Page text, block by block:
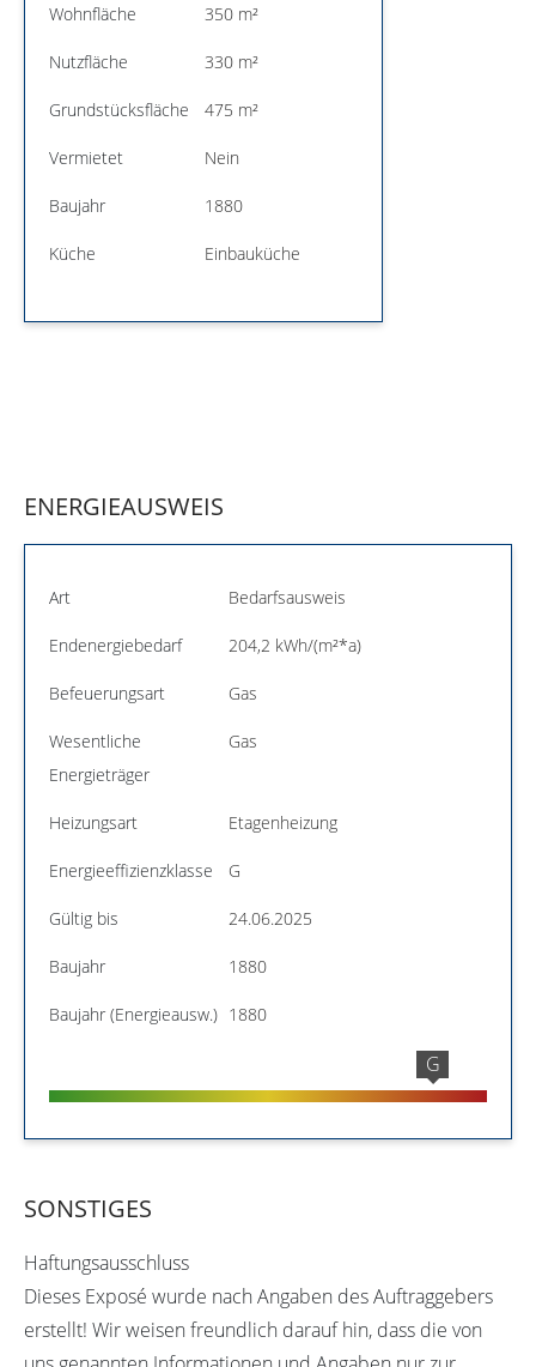
Wohnfläche 350 m²
Nutzfläche 330 m²
Grundstücksfläche 475 m²
Vermietet Nein
Baujahr 1880
Küche Einbauküche
ENERGIEAUSWEIS
Art Bedarfsausweis
Endenergiebedarf 204,2 kWh/(m²*a)
Befeuerungsart Gas
Wesentliche
Energieträger
Gas
Heizungsart Etagenheizung
Energieeffizienzklasse G
Gültig bis 24.06.2025
Baujahr 1880
Baujahr (Energieausw.) 1880
G
SONSTIGES
Haftungsausschluss
Dieses Exposé wurde nach Angaben des Auftraggebers
erstellt! Wir weisen freundlich darauf hin, dass die von